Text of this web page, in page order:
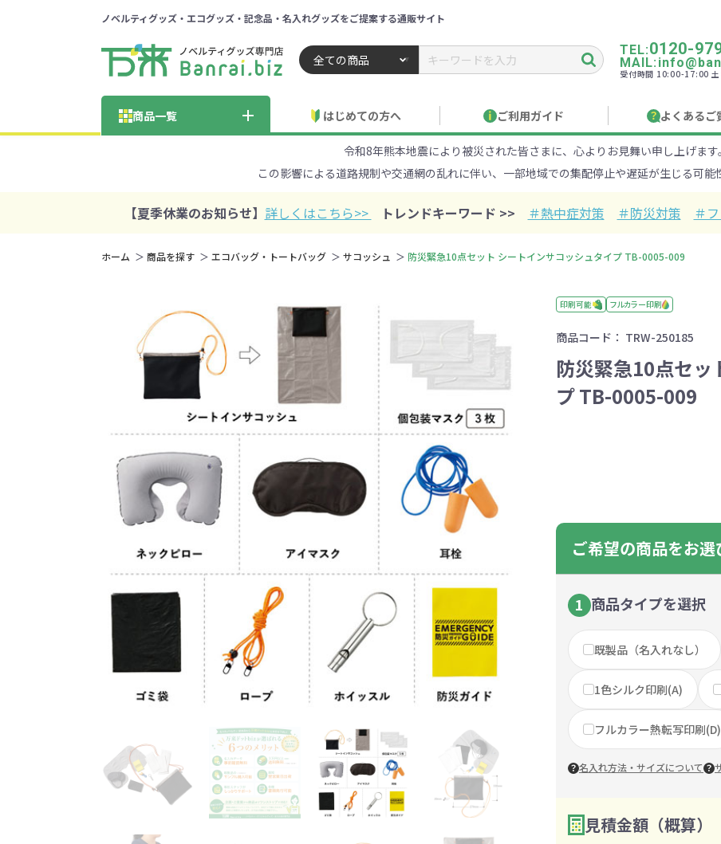
ノベルティグッズ・エコグッズ・記念品・名入れグッズをご提案する通販サイト
ノベルティ 専門店 万来ドットbiz ／ 名入れ・販促品・記念品・オリジナルグッズ
商品一覧
エコバッグ・トートバッ
グ全般
コットントートバッグ
オーガニックコットン
バッグ
キャンバス
グ
ポリエステルバッグ ジュート・リネンバッグ デニムバッグ
マルシェバッグ ランチバッグ
巾着・リュック全般 コットン巾着・リュック 不織布巾着・リュック
ポリエステ
ック
ポーチ全般
クリア・ビニールポー
ポリエステルポーチ コットンポ
デニムポーチ フラットポーチ
着せ替えチ
ケース全般 カードケー
マグカップ全般 陶器マグカップ プラスチックマグカップ
ステンレス・ア
プ
湯のみ
タンブラー・ボトル・グラス
タンブラー・ボトル・グ
ラス全般
ステンレスタンブラー 着せ替えタ
アルミボトル クリアボトル ペットボトルホルダー
ペン・筆記用具
ペン・筆記用具全般 単色ボールペン クレヨン・
文具・ステーショナリー
文具・ステーショナリー
全般
付箋
電子メモパッド ペンケース ブックカバー
マグネット クリップ その他文具
スマホ・タブレ
スマホ・タブレットグッ
ズ全般
モバイルバッテリー・充
電器
モバイルス
タッチペン
イヤフォン・ヘッドセッ
ト
スマホリング
スマホ対応手袋 その他
パソコングッズ全般 USBグッズ
記念品
生活用品・生活雑貨
生活用品・生活雑貨全
般
掃除・洗濯用品 工具
ティッシュ全般 ウェットティッシュ トイレットペーパー ボックステ
インテリア雑貨全般 フォトフレーム 照明
植物栽培セット その他
ブランケット・ひざ掛け キッチングッズ
キッチングッズ全般 キッチンツール 箸・お弁当グッズ
ボウル・プレート
スポンジ・ペーパー・ク
ロス
ラップ・ビニール 保存容器
防災・防犯グッズ
防災・防犯グッズ全般 防災グッズ 防犯グッズ
ライト・ランタン
美容・健
美容・健康グッズ全般 入浴剤 美容グッズ
マスクケース 健康グッズ 加湿器 癒しグ
除菌・感染対策グッズ
マスク
ウェットテ
ッシュ
抗菌グッズ 石鹸・洗剤 その
タオル・ハンカチ
タオル・ハンカチ全般 タオル 手ぬぐい
うちわ・扇子・ファン
ファン
アウトドア・レ
ラジオ・ライト・ランタン レジャーグッズ 携帯ト
その他
ひんやりグッズ全般
冷却グッズ
あったかグッズ
あったかグッズ全般 ブランケット・ひざ掛け カイロ
お菓子・食品・飲料
お菓子・食品・飲料全般 お菓子 飲料
～50円 51～100円 101～150円 151～
1001～2000円 2001～
5001～10000円 10001円以上
展示会・セミナー全般 展示会向けバッグ 展示会向けノベルティ
再生素材・エコ素材全
般
再生コットン 再生樹脂
リサイクルデニム OBP
コルク 竹・バンブーファイバー
バイオマス EVA素材 間伐材
ＦＳＣ認証
社会貢献機能付き
社会貢献機能付き全般 フェアトレード 樹を・サンゴを植える
卒業・入
来店・成約プレゼント 営業活動ツール・粗品 絆ツール 景品・バ
メッセージ入りノベルティ イベント・抽選会
イベント・抽選会全般
お絵かき・ぬりえイベントセ
手作り・工作イベントセット 定番イベン
女性向け抽選会セット 季節の抽選会セット イベントセット追加用品
季節のグッズ
季節のグッズ全般 春のノベルティ 夏のノベルティ 秋のノベル
子供向け全般 お菓子系 文具・知育玩具系 イベント
防犯・安心グッズ
女性向け全般 ファッション雑貨 エコ・アイデア雑貨 キッチ
シニア向け
シニア向け全般 健康・癒しグッズ 防犯グッズ モバイル・
ビジネス
訪日外国人・インバウンド向
訪日外国人・インバウ
ンド向け全般
和風・和雑貨
100円以下の人気エコバッグ 展示会ノベルティ特集 フルカラー印刷で訴求力UP 名入れ印刷
春のノベルティ特集 夏のノベルティ特集 冬のノベ
環境保全への取り組み
地球にやさしいエコグッズ エココレ（おしゃれなエコグッズ）
官公庁・自治体向け全
SDGs推進 環境保全 交通安
学校・教育グッズ 選挙啓発グッズ
ス向け
学校・PTA・オープンキ
ャンパス向け全般
バッグ・ポーチ 記念
メーカー向け
メーカー向け全般 アパレル 住宅・不動産
店舗向け全般 カーディーラー 美容系サロン
はじめての方へ ご利用ガイド
見積もり作成について のし・包装 名入れ
よくあるご
見積もりサポート お急ぎ在庫確認
TEL:0120-
受付時間 10:00-17:00 土
令和8年熊本地震により被災された皆さまに、心よりお見舞い申し上げます。
この影響による道路規制や交通網の乱れに伴い、一部地域での集配停止や遅延が生じる可能
【夏季休業のお知らせ】 詳しくはこちら>> トレンドキーワード >> ＃熱中症対策 ＃防災対策 ＃
ホーム 商品を探す エコバッグ・トートバッグ サコッシュ 防災緊急10点セット シートインサコッシュタイプ TB-0005-009
印刷可能 フルカラー印刷
商品コード： TRW-250185
防災緊急10点セッ
プ TB-0005-009
ご希望の商品をお
1 商品タイプを選択
既製品（名入れなし）
1色シルク印刷(A)
フルカラー熱転写印刷(D)
名入れ方法・サイズについて
2 数量を入力
見積金額（概算）